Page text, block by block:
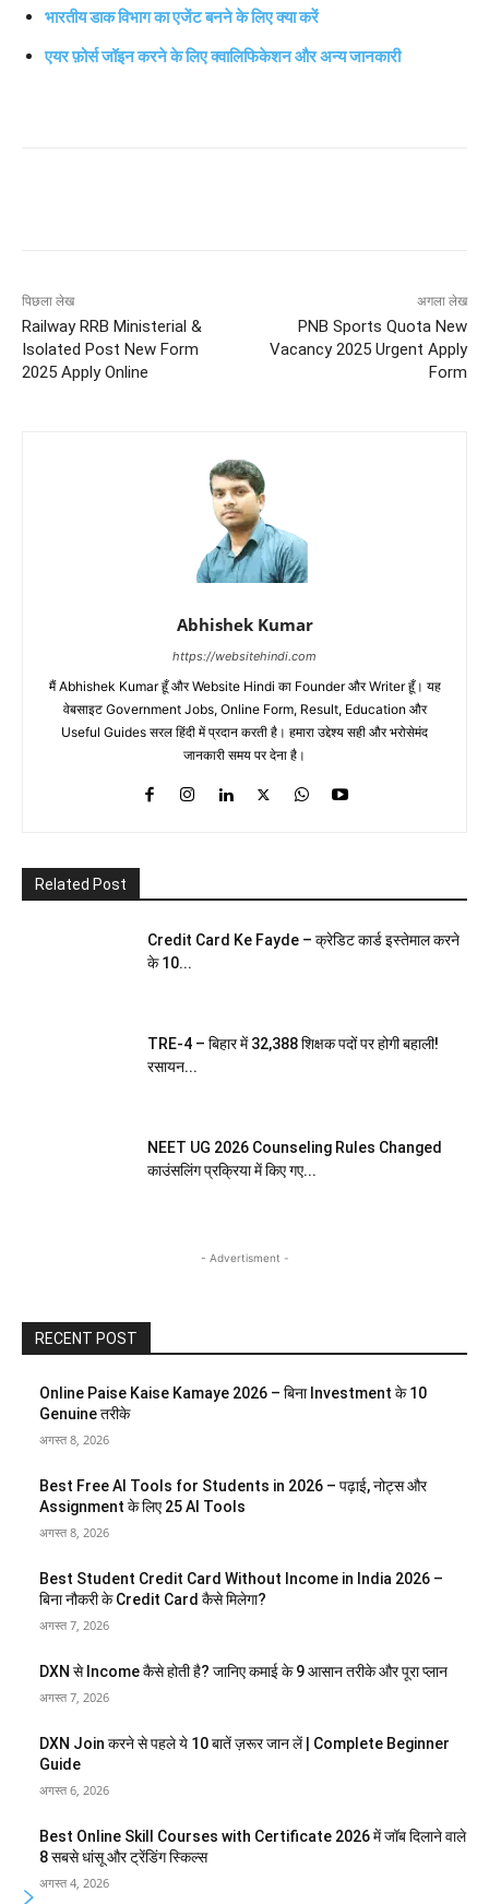
भारतीय डाक विभाग का एजेंट बनने के लिए क्या करें
एयर फ़ोर्स जॉइन करने के लिए क्वालिफिकेशन और अन्य जानकारी
पिछला लेख
Railway RRB Ministerial &
Isolated Post New Form
2025 Apply Online
अगला लेख
PNB Sports Quota New
Vacancy 2025 Urgent Apply
Form
Abhishek Kumar
https://websitehindi.com
मैं Abhishek Kumar हूँ और Website Hindi का Founder और Writer हूँ। यह
वेबसाइट Government Jobs, Online Form, Result, Education और
Useful Guides सरल हिंदी में प्रदान करती है। हमारा उद्देश्य सही और भरोसेमंद
जानकारी समय पर देना है।
Related Post
Credit Card Ke Fayde – क्रेडिट कार्ड इस्तेमाल करने
के 10...
TRE-4 – बिहार में 32,388 शिक्षक पदों पर होगी बहाली!
रसायन...
NEET UG 2026 Counseling Rules Changed
काउंसलिंग प्रक्रिया में किए गए...
- Advertisment -
RECENT POST
Online Paise Kaise Kamaye 2026 – बिना Investment के 10
Genuine तरीके
अगस्त 8, 2026
Best Free AI Tools for Students in 2026 – पढ़ाई, नोट्स और
Assignment के लिए 25 AI Tools
अगस्त 8, 2026
Best Student Credit Card Without Income in India 2026 –
बिना नौकरी के Credit Card कैसे मिलेगा?
अगस्त 7, 2026
DXN से Income कैसे होती है? जानिए कमाई के 9 आसान तरीके और पूरा प्लान
अगस्त 7, 2026
DXN Join करने से पहले ये 10 बातें ज़रूर जान लें | Complete Beginner
Guide
अगस्त 6, 2026
Best Online Skill Courses with Certificate 2026 में जॉब दिलाने वाले
8 सबसे धांसू और ट्रेंडिंग स्किल्स
अगस्त 4, 2026